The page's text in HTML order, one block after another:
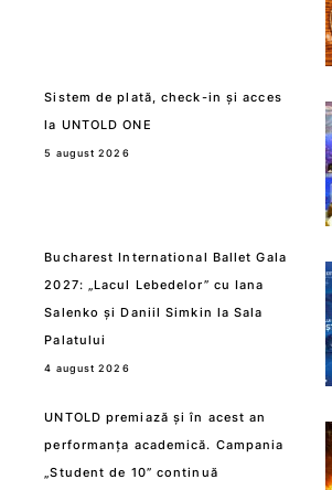
Sistem de plată, check-in și acces
la UNTOLD ONE
5 august 2026
Bucharest International Ballet Gala
2027: „Lacul Lebedelor” cu Iana
Salenko și Daniil Simkin la Sala
Palatului
4 august 2026
UNTOLD premiază și în acest an
performanța academică. Campania
„Student de 10” continuă